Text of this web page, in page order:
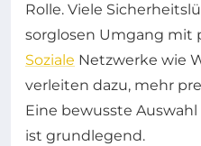
Rolle. Viele
sorglosen Umgang mit
Soziale Netzwerke wie
verleiten dazu, mehr
Eine bewusste
ist grundlegend.